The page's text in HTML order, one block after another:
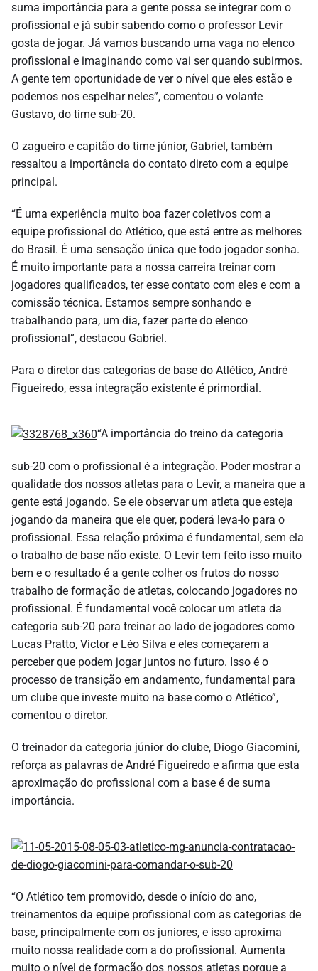
suma importância para a gente possa se integrar com o
profissional e já subir sabendo como o professor Levir
gosta de jogar. Já vamos buscando uma vaga no elenco
profissional e imaginando como vai ser quando subirmos.
A gente tem oportunidade de ver o nível que eles estão e
podemos nos espelhar neles”, comentou o volante
Gustavo, do time sub-20.
O zagueiro e capitão do time júnior, Gabriel, também
ressaltou a importância do contato direto com a equipe
principal.
“É uma experiência muito boa fazer coletivos com a
equipe profissional do Atlético, que está entre as melhores
do Brasil. É uma sensação única que todo jogador sonha.
É muito importante para a nossa carreira treinar com
jogadores qualificados, ter esse contato com eles e com a
comissão técnica. Estamos sempre sonhando e
trabalhando para, um dia, fazer parte do elenco
profissional”, destacou Gabriel.
Para o diretor das categorias de base do Atlético, André
Figueiredo, essa integração existente é primordial.
“A importância do treino da categoria
sub-20 com o profissional é a integração. Poder mostrar a
qualidade dos nossos atletas para o Levir, a maneira que a
gente está jogando. Se ele observar um atleta que esteja
jogando da maneira que ele quer, poderá leva-lo para o
profissional. Essa relação próxima é fundamental, sem ela
o trabalho de base não existe. O Levir tem feito isso muito
bem e o resultado é a gente colher os frutos do nosso
trabalho de formação de atletas, colocando jogadores no
profissional. É fundamental você colocar um atleta da
categoria sub-20 para treinar ao lado de jogadores como
Lucas Pratto, Victor e Léo Silva e eles começarem a
perceber que podem jogar juntos no futuro. Isso é o
processo de transição em andamento, fundamental para
um clube que investe muito na base como o Atlético”,
comentou o diretor.
O treinador da categoria júnior do clube, Diogo Giacomini,
reforça as palavras de André Figueiredo e afirma que esta
aproximação do profissional com a base é de suma
importância.
“O Atlético tem promovido, desde o início do ano,
treinamentos da equipe profissional com as categorias de
base, principalmente com os juniores, e isso aproxima
muito nossa realidade com a do profissional. Aumenta
muito o nível de formação dos nossos atletas porque a